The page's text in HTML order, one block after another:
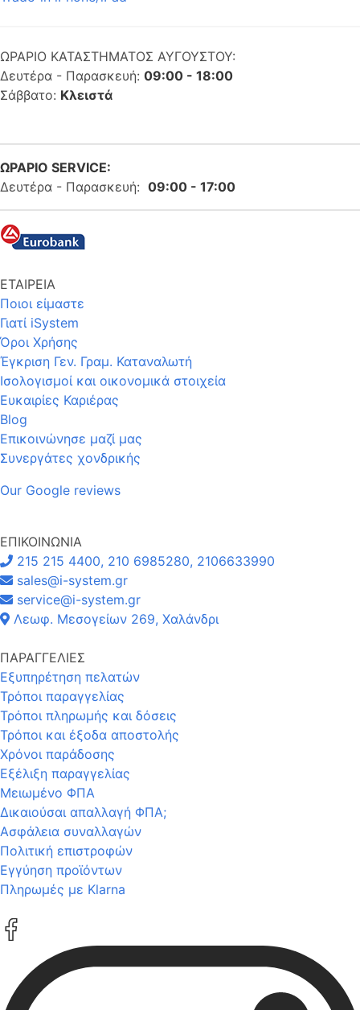
ΩΡΑΡΙΟ ΚΑΤΑΣΤΗΜΑΤΟΣ ΑΥΓΟΥΣΤΟΥ:
Δευτέρα - Παρασκευή: 09:00 - 18:00
Σάββατο: Κλειστά
ΩΡΑΡΙΟ SERVICE:
Δευτέρα - Παρασκευή: 09:00 - 17:00
ΕΤΑΙΡΕΙΑ
Ποιοι είμαστε
Γιατί iSystem
Όροι Χρήσης
Έγκριση Γεν. Γραμ. Καταναλωτή
Ισολογισμοί και οικονομικά στοιχεία
Ευκαιρίες Καριέρας
Blog
Επικοινώνησε μαζί μας
Συνεργάτες χονδρικής
Our Google reviews
ΕΠΙΚΟΙΝΩΝΙΑ
215 215 4400, 210 6985280, 2106633990
sales@i-system.gr
service@i-system.gr
Λεωφ. Μεσογείων 269, Χαλάνδρι
ΠΑΡΑΓΓΕΛΙΕΣ
Εξυπηρέτηση πελατών
Τρόποι παραγγελίας
Τρόποι πληρωμής και δόσεις
Τρόποι και έξοδα αποστολής
Χρόνοι παράδοσης
Εξέλιξη παραγγελίας
Μειωμένο ΦΠΑ
Δικαιούσαι απαλλαγή ΦΠΑ;
Ασφάλεια συναλλαγών
Πολιτική επιστροφών
Εγγύηση προϊόντων
Πληρωμές με Klarna